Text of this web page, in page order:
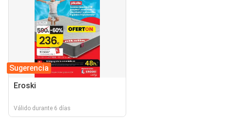
Sugerencia
Eroski
Válido durante 6 días